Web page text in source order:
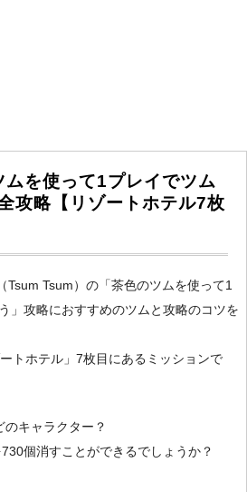
を使って1プレイでツム
攻略【リゾートホテル7枚
Tsum Tsum）の「茶色のツムを使って1
」攻略におすすめのツムと攻略のコツを
トホテル」7枚目にあるミッションで
キャラクター？
個消すことができるでしょうか？